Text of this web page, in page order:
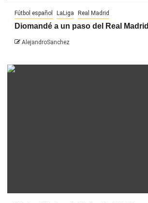
Fútbol español LaLiga Real Madrid
Diomandé a un paso del Real Madrid
AlejandroSanchez